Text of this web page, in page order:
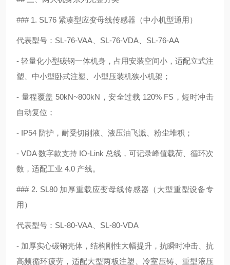
### 1. SL76 紧凑型应变母线传感器（中小机型通用）
代表型号：SL-76-VAA、SL-76-VDA、SL-76-AA
- 轻量化小型碳钢一体机身，占用安装空间小，适配立式注
塑、中小型卧式注塑、小型压装机狭小机架；
- 量程覆盖 50kN~800kN，安全过载 120% FS，短时冲击
自动复位；
- IP54 防护，耐受切削液、液压油飞溅、粉尘堆积；
- VDA 数字款支持 IO-Link 总线，可记录峰值载荷、循环次
数，适配工业 4.0 产线。
### 2. SL80 加厚重载应变母线传感器（大型重型设备专
用）
代表型号：SL-80-VAA、SL-80-VDA
- 加厚实心碳钢壳体，结构刚性大幅提升，抗瞬时冲击、抗
高频循环疲劳，适配大型两板注塑、冷室压铸、重型液压